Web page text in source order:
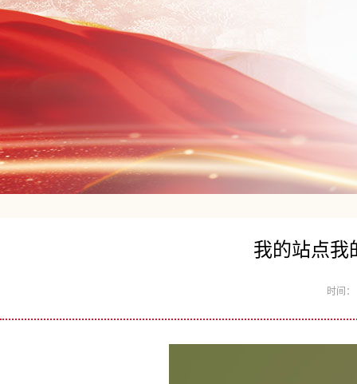
我的站点我
时间